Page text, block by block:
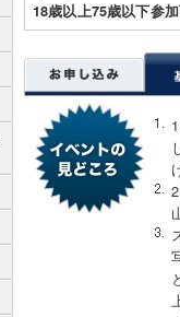
18歳以上75歳以下参